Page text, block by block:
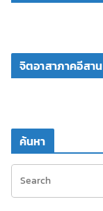
จิตอาสาภาคอีสาน
ค้นหา